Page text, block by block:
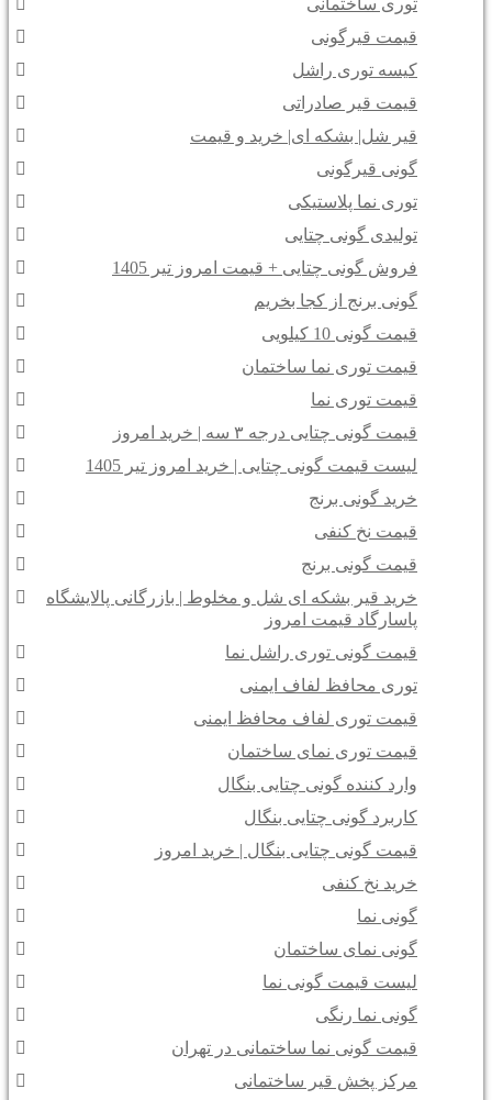
قیمت قیرگونی
کیسه توری راشل
قیمت قیر صادراتی
قیر شل| بشکه ای| خرید و قیمت
گونی قیرگونی
توری نما پلاستیکی
تولیدی گونی چتایی
فروش گونی چتایی + قیمت امروز تیر 1405
گونی برنج از کجا بخریم
قیمت گونی 10 کیلویی
قیمت توری نما ساختمان
قیمت توری نما
قیمت گونی چتایی درجه ۳ سه | خرید امروز
لیست قیمت گونی چتایی | خرید امروز تیر 1405
خرید گونی برنج
قیمت نخ کنفی
قیمت گونی برنج
خرید قیر بشکه ای شل و مخلوط | بازرگانی پالایشگاه
پاسارگاد قیمت امروز
قیمت گونی توری راشل نما
توری محافظ لفاف ایمنی
قیمت توری لفاف محافظ ایمنی
قیمت توری نمای ساختمان
وارد کننده گونی چتایی بنگال
کاربرد گونی چتایی بنگال
قیمت گونی چتایی بنگال | خرید امروز
خرید نخ کنفی
گونی نما
گونی نمای ساختمان
لیست قیمت گونی نما
گونی نما رنگی
قیمت گونی نما ساختمانی در تهران
مرکز پخش قیر ساختمانی